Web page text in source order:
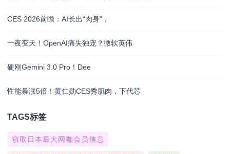
CES 2026前瞻：AI长出“肉身”，
一夜变天！OpenAI痛失独宠？微软英伟
硬刚Gemini 3.0 Pro！Dee
性能暴涨5倍！黄仁勋CES秀肌肉，下代芯
TAGS标签
窃取日本最大网咖会员信息